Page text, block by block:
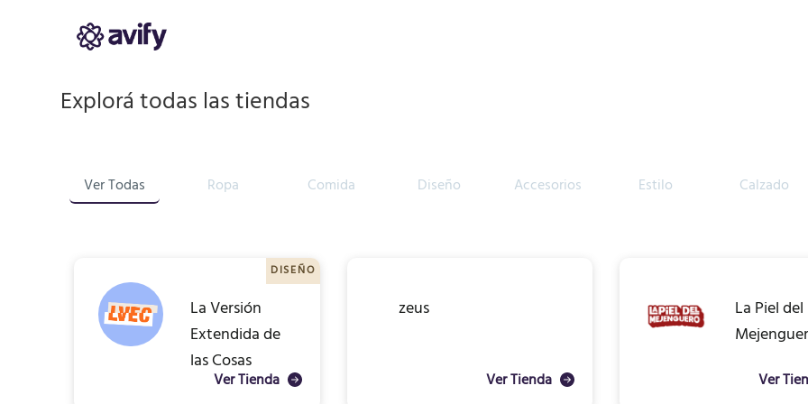
Explorá todas las tiendas
Ver Todas Ropa Comida Diseño Accesorios Estilo Calzado
DISEÑO
La Versión
Extendida de
las Cosas
Ver Tienda
zeus
Ver Tienda
La Piel del
Ver